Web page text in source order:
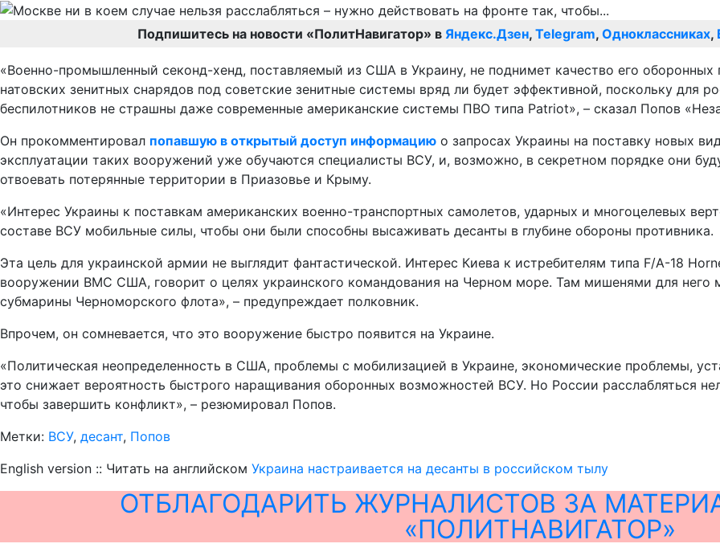
Подпишитесь на новости «ПолитНавигатор» в Яндекс.Дзен, Telegram, Одноклассниках,
«Военно-промышленный секонд-хенд, поставляемый из США в Украину, не поднимет качество его оборонных
натовских зенитных снарядов под советские зенитные системы вряд ли будет эффективной, поскольку для
беспилотников не страшны даже современные американские системы ПВО типа Patriot», – сказал Попов
Он прокомментировал попавшую в открытый доступ информацию о запросах Украины на поставку новых
эксплуатации таких вооружений уже обучаются специалисты ВСУ, и, возможно, в секретном порядке они
отвоевать потерянные территории в Приазовье и Крыму.
«Интерес Украины к поставкам американских военно-транспортных самолетов, ударных и многоцелевых
составе ВСУ мобильные силы, чтобы они были способны высаживать десанты в глубине обороны противника.
Эта цель для украинской армии не выглядит фантастической. Интерес Киева к истребителям типа F/A-18
вооружении ВМС США, говорит о целях украинского командования на Черном море. Там мишенями для него
субмарины Черноморского флота», – предупреждает полковник.
Впрочем, он сомневается, что это вооружение быстро появится на Украине.
«Политическая неопределенность в США, проблемы с мобилизацией в Украине, экономические проблемы,
это снижает вероятность быстрого наращивания оборонных возможностей ВСУ. Но России расслабляться
чтобы завершить конфликт», – резюмировал Попов.
Метки: ВСУ, десант, Попов
English version :: Читать на английском Украина настраивается на десанты в российском тылу
ОТБЛАГОДАРИТЬ ЖУРНАЛИСТОВ ЗА
«ПОЛИТНАВИГАТОР»